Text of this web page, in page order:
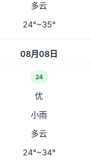
多云
24°~35°
08月08日
24
优
小雨
多云
24°~34°